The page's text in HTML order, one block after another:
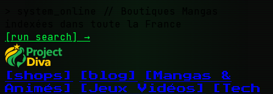
// Boutiques Mangas
indexées dans toute la France
[run search] →
[shops] [blog]
[Mangas &
Animés]
[Jeux Vidéos]
[Tech